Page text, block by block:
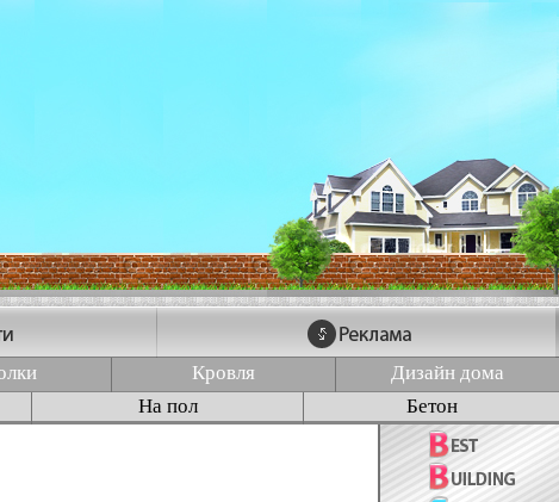
Кровля
Дизайн дома
На пол Бетон